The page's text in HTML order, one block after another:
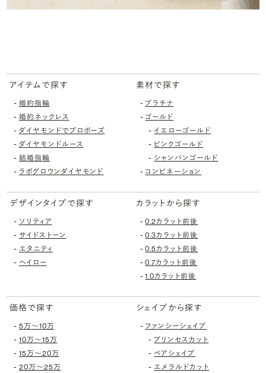
アイテムで探す
- 婚約指輪
- 婚約ネックレス
- ダイヤモンドでプロポーズ
- ダイヤモンドルース
- 結婚指輪
- ラボグロウンダイヤモンド
素材で探す
-プラチナ
- ゴールド
-イエローゴールド
- ピンクゴールド
- シャンパンゴールド
- コンビネーション
デザインタイプで探す
- ソリティア
- サイドストーン
- エタニティ
- ヘイロー
カラットから探す
-0.2カラット前後
-0.3カラット前後
-0.5カラット前後
-0.7カラット前後
-1.0カラット前後
価格で探す
- 5万〜10万
- 10万〜15万
- 15万〜20万
- 20万〜25万
シェイプから探す
- ファンシーシェイプ
-プリンセスカット
- ペアシェイプ
- エメラルドカット